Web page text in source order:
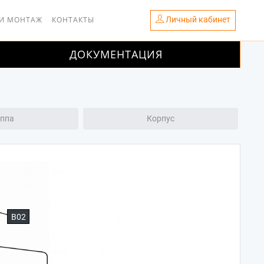
МОНТАЖ КОНТАКТЫ Личный кабинет
ДОКУМЕНТАЦИЯ
Корпус
B02